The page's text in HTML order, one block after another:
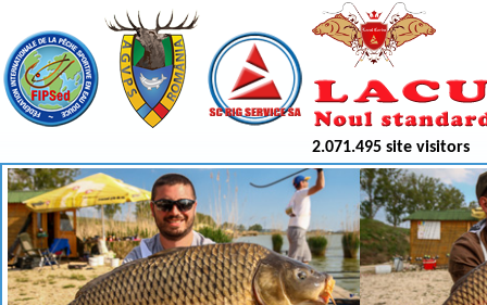
2.071.495 site visitors